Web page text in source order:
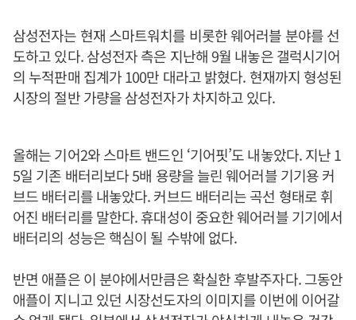
삼성전자는 현재 스마트워치를 비롯한 웨어러블 분야를 선
도하고 있다. 삼성전자 측은 지난해 9월 내놓은 갤럭시기어
의 누적판매 집계가 100만 대라고 밝혔다. 현재까지 형성된
시장의 절반 가량을 삼성전자가 차지하고 있다.
올해는 기어2와 스마트 밴드인 ‘기어핏’도 내놓았다. 지난 1
5일 기존 배터리보다 5배 용량을 늘린 웨어러블 기기용 커
브드 배터리를 내놓았다. 커브드 배터리는 곡선 형태로 휘
어진 배터리를 말한다. 휴대성이 중요한 웨어러블 기기에서
배터리의 성능은 핵심이 될 수밖에 없다.
반면 애플은 이 분야에서만큼은 확실한 후발주자다. 그동안
애플이 지니고 있던 시장선도자의 이미지를 이번에 이어갈